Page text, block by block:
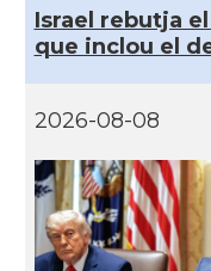
Israel rebutja
que inclou el
2026-08-08